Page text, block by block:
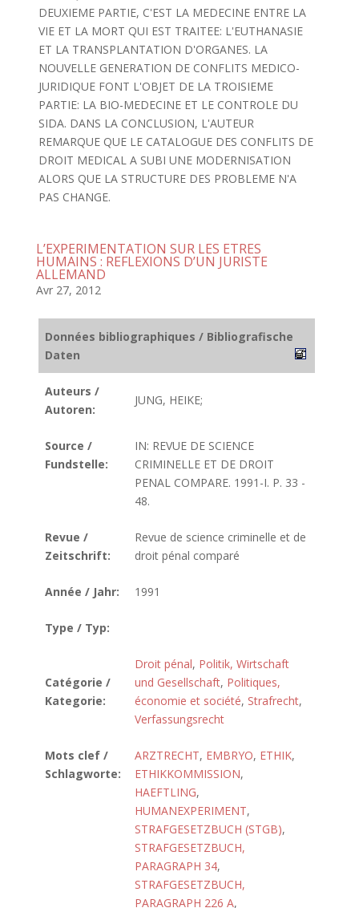
DEUXIEME PARTIE, C'EST LA MEDECINE ENTRE LA
VIE ET LA MORT QUI EST TRAITEE: L'EUTHANASIE
ET LA TRANSPLANTATION D'ORGANES. LA
NOUVELLE GENERATION DE CONFLITS MEDICO-
JURIDIQUE FONT L'OBJET DE LA TROISIEME
PARTIE: LA BIO-MEDECINE ET LE CONTROLE DU
SIDA. DANS LA CONCLUSION, L'AUTEUR
REMARQUE QUE LE CATALOGUE DES CONFLITS DE
DROIT MEDICAL A SUBI UNE MODERNISATION
ALORS QUE LA STRUCTURE DES PROBLEME N'A
PAS CHANGE.
L’EXPERIMENTATION SUR LES ETRES
HUMAINS : REFLEXIONS D’UN JURISTE
ALLEMAND
Avr 27, 2012
Données bibliographiques / Bibliografische
Daten
Auteurs /
Autoren:
JUNG, HEIKE;
Source /
Fundstelle:
IN: REVUE DE SCIENCE
CRIMINELLE ET DE DROIT
PENAL COMPARE. 1991-I. P. 33 -
48.
Revue /
Zeitschrift:
Revue de science criminelle et de
droit pénal comparé
Année / Jahr: 1991
Type / Typ:
Catégorie /
Kategorie:
Droit pénal, Politik, Wirtschaft
und Gesellschaft, Politiques,
économie et société, Strafrecht,
Verfassungsrecht
Mots clef /
Schlagworte:
ARZTRECHT, EMBRYO, ETHIK,
ETHIKKOMMISSION,
HAEFTLING,
HUMANEXPERIMENT,
STRAFGESETZBUCH (STGB),
STRAFGESETZBUCH,
PARAGRAPH 34,
STRAFGESETZBUCH,
PARAGRAPH 226 A,